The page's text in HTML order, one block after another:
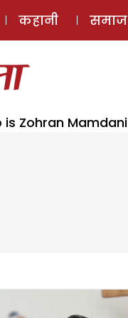
कहानी समाज
is Zohran Mamdani